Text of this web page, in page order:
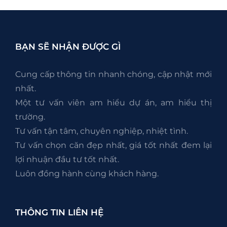
BẠN SẼ NHẬN ĐƯỢC GÌ
Cung cấp thông tin nhanh chóng, cập nhật mới
nhất.
Một tư vấn viên am hiểu dự án, am hiểu thị
trường.
Tư vấn tận tâm, chuyên nghiệp, nhiệt tình.
Tư vấn chọn căn đẹp nhất, giá tốt nhất đem lại
lợi nhuận đầu tư tốt nhất.
Luôn đồng hành cùng khách hàng.
THÔNG TIN LIÊN HỆ